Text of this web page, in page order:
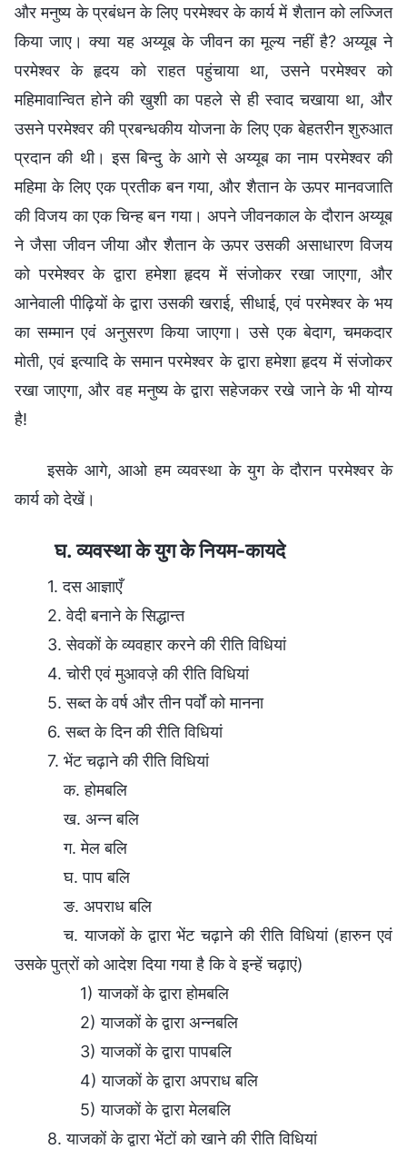
और मनुष्य के प्रबंधन के लिए परमेश्वर के कार्य में शैतान को लज्जित
किया जाए। क्या यह अय्यूब के जीवन का मूल्य नहीं है? अय्यूब ने
परमेश्वर के हृदय को राहत पहुंचाया था, उसने परमेश्वर को
महिमावान्वित होने की खुशी का पहले से ही स्वाद चखाया था, और
उसने परमेश्वर की प्रबन्धकीय योजना के लिए एक बेहतरीन शुरुआत
प्रदान की थी। इस बिन्दु के आगे से अय्यूब का नाम परमेश्वर की
महिमा के लिए एक प्रतीक बन गया, और शैतान के ऊपर मानवजाति
की विजय का एक चिन्ह बन गया। अपने जीवनकाल के दौरान अय्यूब
ने जैसा जीवन जीया और शैतान के ऊपर उसकी असाधारण विजय
को परमेश्वर के द्वारा हमेशा हृदय में संजोकर रखा जाएगा, और
आनेवाली पीढ़ियों के द्वारा उसकी खराई, सीधाई, एवं परमेश्वर के भय
का सम्मान एवं अनुसरण किया जाएगा। उसे एक बेदाग, चमकदार
मोती, एवं इत्यादि के समान परमेश्वर के द्वारा हमेशा हृदय में संजोकर
रखा जाएगा, और वह मनुष्य के द्वारा सहेजकर रखे जाने के भी योग्य
है!
इसके आगे, आओ हम व्यवस्था के युग के दौरान परमेश्वर के
कार्य को देखें।
घ. व्यवस्था के युग के नियम-कायदे
1. दस आज्ञाएँ
2. वेदी बनाने के सिद्धान्त
3. सेवकों के व्यवहार करने की रीति विधियां
4. चोरी एवं मुआवजे़ की रीति विधियां
5. सब्त के वर्ष और तीन पर्वों को मानना
6. सब्त के दिन की रीति विधियां
7. भेंट चढ़ाने की रीति विधियां
क. होमबलि
ख. अन्न बलि
ग. मेल बलि
घ. पाप बलि
ङ. अपराध बलि
च. याजकों के द्वारा भेंट चढ़ाने की रीति विधियां (हारुन एवं
उसके पुत्रों को आदेश दिया गया है कि वे इन्हें चढ़ाएं)
1) याजकों के द्वारा होमबलि
2) याजकों के द्वारा अन्नबलि
3) याजकों के द्वारा पापबलि
4) याजकों के द्वारा अपराध बलि
5) याजकों के द्वारा मेलबलि
8. याजकों के द्वारा भेंटों को खाने की रीति विधियां